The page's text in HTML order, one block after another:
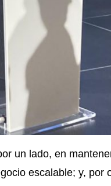
un lado, en
escalable; y, por